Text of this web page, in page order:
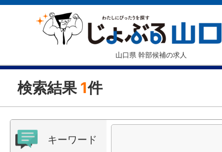
山口県 幹部候補の求人
検索結果 1件
キーワード